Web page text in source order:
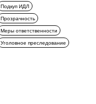
Подкуп ИДЛ
Прозрачность
Меры ответственности
Уголовное преследование